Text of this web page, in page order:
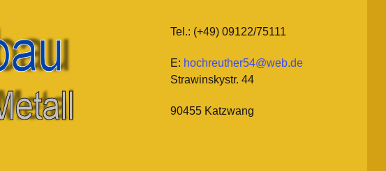
Tel.: (+49) 09122/75111
E: hochreuther54@web.de
Strawinskystr. 44
90455 Katzwang